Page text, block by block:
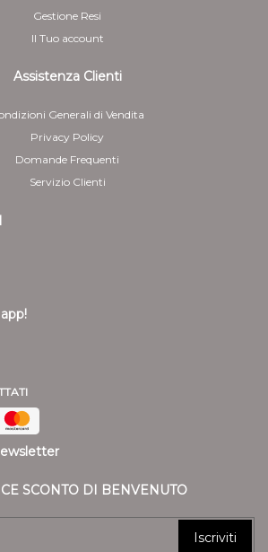
Gestione Resi
Il Tuo account
Assistenza Clienti
Generali di Vendita
Privacy Policy
Domande Frequenti
Servizio Clienti
SCONTO DI BENVENUTO
Iscriviti